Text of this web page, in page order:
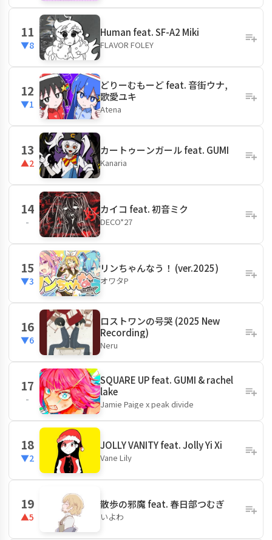
11
▼8
Human feat. SF-A2 Miki
FLAVOR FOLEY
12
▼1
どりーむもーど feat. 音街ウナ,
歌愛ユキ
Atena
13
▲2
カートゥーンガール feat. GUMI
Kanaria
14
-
カイコ feat. 初音ミク
DECO*27
15
▼3
リンちゃんなう！ (ver.2025)
オワタP
16
▼6
ロストワンの号哭 (2025 New
Recording)
Neru
17
-
SQUARE UP feat. GUMI & rachel
lake
Jamie Paige x peak divide
18
▼2
JOLLY VANITY feat. Jolly Yi Xi
Vane Lily‬
19
▲5
散歩の邪魔 feat. 春日部つむぎ
いよわ